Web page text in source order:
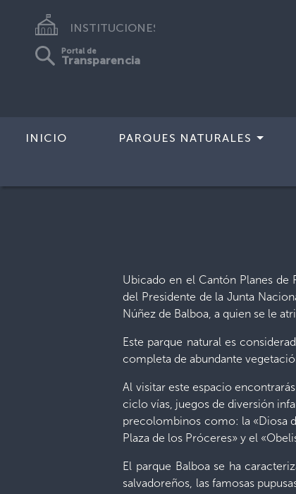
INSTITUCIONES
Portal de
Transparencia
INICIO PARQUES NATURALES
Ubicado en el Cantón Planes de
del Presidente de la Junta
Núñez de Balboa, a quien se le
Este parque natural es
completa de abundante
Al visitar este espacio
ciclo vías, juegos de diversión
precolombinos como: la «Diosa
Plaza de los Próceres» y el
El parque Balboa se ha
salvadoreños, las famosas